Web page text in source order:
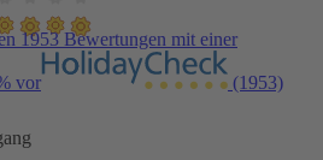
1953 Bewertungen mit einer
vor
(1953)